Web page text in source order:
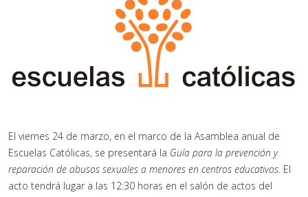
El viernes 24 de marzo, en el marco de la Asamblea anual de
Escuelas Católicas, se presentará la Guía para la prevención y
reparación de abusos sexuales a menores en centros educativos. El
acto tendrá lugar a las 12:30 horas en el salón de actos del